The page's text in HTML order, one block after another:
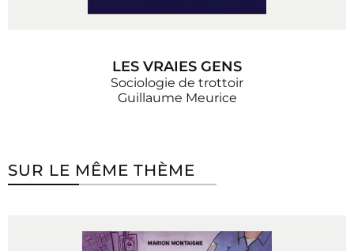
LES VRAIES GENS
Sociologie de trottoir
Guillaume Meurice
SUR LE MÊME THÈME